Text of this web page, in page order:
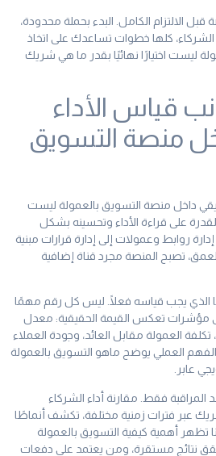
الالتزام الكامل. البدء بحملة محدودة،
الشركاء، كلها خطوات تساعدك على اتخاذ
ليست اختيارًا نهائيًا بقدر ما هي شريك
قياس الأداء
منصة التسويق
داخل منصة التسويق بالعمولة ليست
على قراءة الأداء وتحسينه بشكل
روابط وعمولات إلى إدارة قرارات مبنية
تصبح المنصة مجرد قناة إضافية
ما الذي يجب قياسه فعلًا. ليس كل رقم مهمًا
مؤشرات تعكس القيمة الحقيقية: معدل
العمولة مقابل العائد، وجودة العملاء
العملي يوضح ماهو التسويق بالعمولة
عابر.
المراقبة فقط. مقارنة أداء الشركاء
عبر فترات زمنية مختلفة، تكشف أنماطًا
تظهر أهمية كيفية التسويق بالعمولة
نتائج مستقرة، ومن يعتمد على دفعات